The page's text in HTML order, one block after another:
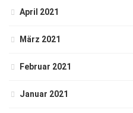
April 2021
März 2021
Februar 2021
Januar 2021